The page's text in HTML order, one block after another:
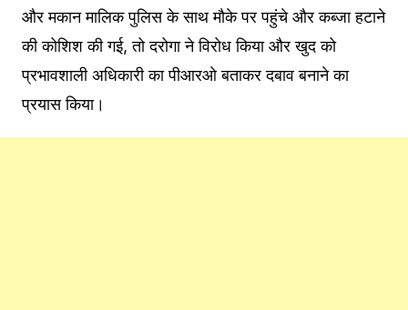
और मकान मालिक पुलिस के साथ मौके पर पहुंचे और कब्जा हटाने
की कोशिश की गई, तो दरोगा ने विरोध किया और खुद को
प्रभावशाली अधिकारी का पीआरओ बताकर दबाव बनाने का
प्रयास किया।